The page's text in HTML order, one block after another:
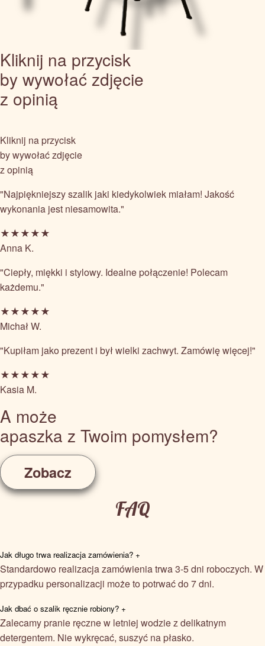
Kliknij na przycisk
by wywołać zdjęcie
z opinią
Kliknij na przycisk
by wywołać zdjęcie
z opinią
"Najpiękniejszy szalik jaki kiedykolwiek miałam! Jakość
wykonania jest niesamowita."
★★★★★
Anna K.
"Ciepły, miękki i stylowy. Idealne połączenie! Polecam
każdemu."
★★★★★
Michał W.
"Kupiłam jako prezent i był wielki zachwyt. Zamówię więcej!"
★★★★★
Kasia M.
A może
apaszka z Twoim pomysłem?
Zobacz
FAQ
Jak długo trwa realizacja zamówienia? +
Standardowo realizacja zamówienia trwa 3-5 dni roboczych. W
przypadku personalizacji może to potrwać do 7 dni.
Jak dbać o szalik ręcznie robiony? +
Zalecamy pranie ręczne w letniej wodzie z delikatnym
detergentem. Nie wykręcać, suszyć na płasko.